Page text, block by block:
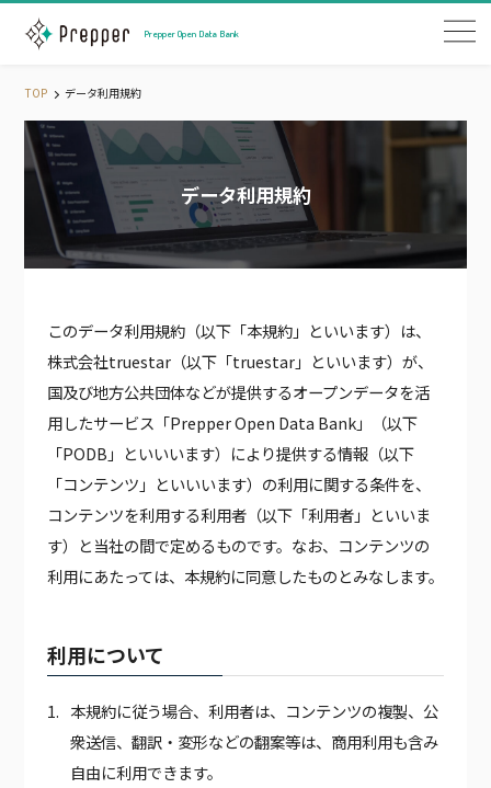
Prepper Open Data Bank
Snowflakeアカウントをお持ちでない方
JAPANESE CITY DATA
JAPANESE STREET DATA
JAPANESE MESH DATA
JAPANESE STATION AND RAILWAY DATA
JAPANESE WEATHER DATA
JAPANESE LAND PRICE DATA
JAPANESE MEDICAL DATA
JAPANESE CORPORATE DATA
JAPANESE CALENDAR DATA
TOP データ利用規約
データ利用規約
このデータ利用規約（以下「本規約」といいます）は、
株式会社truestar（以下「truestar」といいます）が、
国及び地方公共団体などが提供するオープンデータを活
用したサービス「Prepper Open Data Bank」（以下
「PODB」といいいます）により提供する情報（以下
「コンテンツ」といいいます）の利用に関する条件を、
コンテンツを利用する利用者（以下「利用者」といいま
す）と当社の間で定めるものです。なお、コンテンツの
利用にあたっては、本規約に同意したものとみなします。
利用について
本規約に従う場合、利用者は、コンテンツの複製、公
衆送信、翻訳・変形などの翻案等は、商用利用も含み
自由に利用できます。